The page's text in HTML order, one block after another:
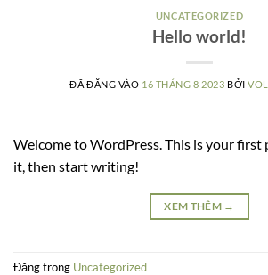
UNCATEGORIZED
Hello world!
ĐÃ ĐĂNG VÀO 16 THÁNG 8 2023 BỞI
Welcome to WordPress. This is your first
it, then start writing!
XEM THÊM →
Đăng trong Uncategorized